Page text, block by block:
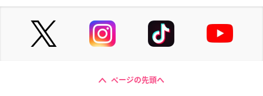
ページの先頭へ